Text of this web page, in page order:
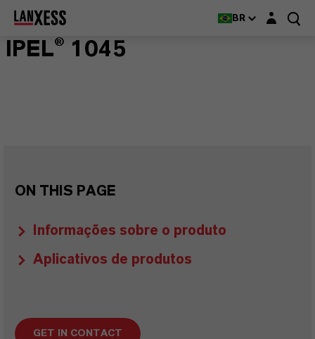
BR Login layer
IPEL® 1045
ON THIS PAGE
Informações sobre o produto
Aplicativos de produtos
GET IN CONTACT